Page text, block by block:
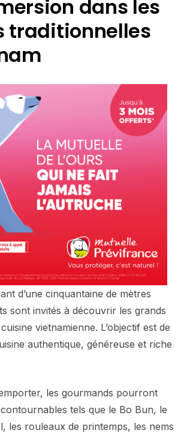
dans les
traditionnelles
d’une cinquantaine de mètres
sont invités à découvrir les grands
vietnamienne. L’objectif est de
authentique, généreuse et riche
les gourmands pourront
tels que le Bo Bun, le
les rouleaux de printemps, les nems